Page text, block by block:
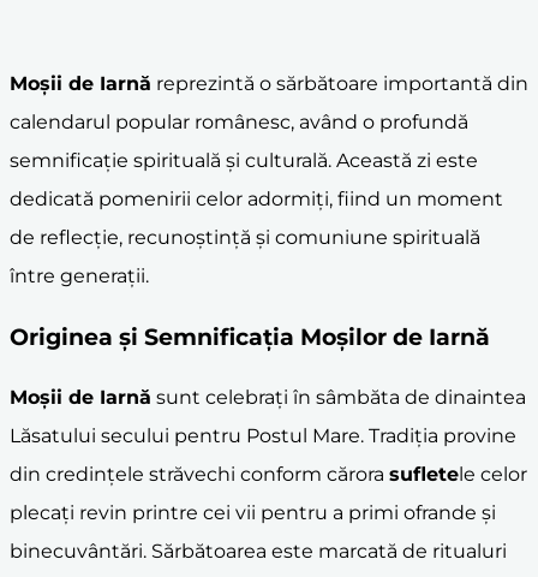
Moșii de Iarnă reprezintă o sărbătoare importantă din
calendarul popular românesc, având o profundă
semnificație spirituală și culturală. Această zi este
dedicată pomenirii celor adormiți, fiind un moment
de reflecție, recunoștință și comuniune spirituală
între generații.
Originea și Semnificația Moșilor de Iarnă
Moșii de Iarnă sunt celebrați în sâmbăta de dinaintea
Lăsatului secului pentru Postul Mare. Tradiția provine
din credințele străvechi conform cărora suflete le celor
plecați revin printre cei vii pentru a primi ofrande și
binecuvântări. Sărbătoarea este marcată de ritualuri